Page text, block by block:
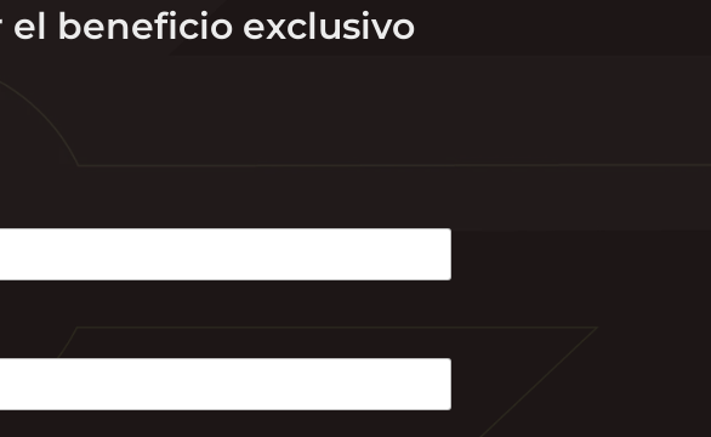
beneficio exclusivo